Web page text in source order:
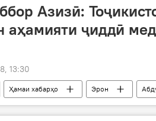
Азизӣ:
аҳамияти ҷиддӣ
13:30
Ҳамаи хабарҳо Эрон
исломии Эрон
ҳамкориҳои